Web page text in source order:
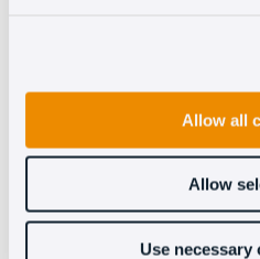
Allow all
Allow
Use necessary